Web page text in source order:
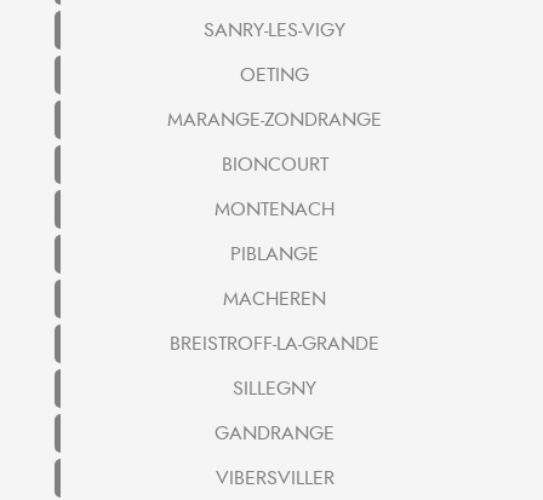
SANRY-LES-VIGY
OETING
MARANGE-ZONDRANGE
BIONCOURT
MONTENACH
PIBLANGE
MACHEREN
BREISTROFF-LA-GRANDE
SILLEGNY
GANDRANGE
VIBERSVILLER